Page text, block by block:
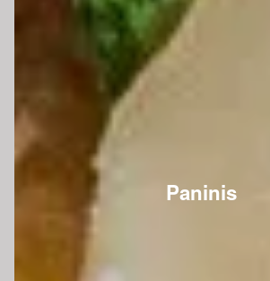
Paninis